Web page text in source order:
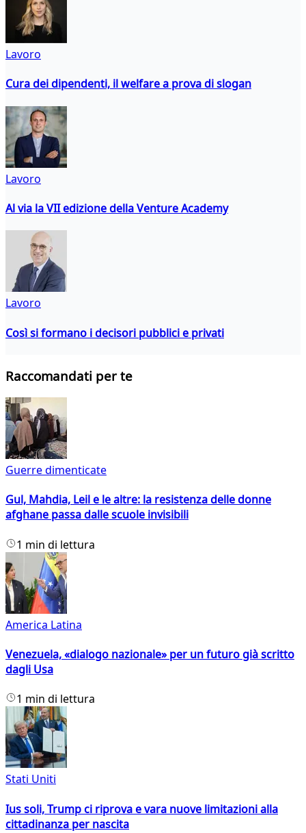
Lavoro
Cura dei dipendenti, il welfare a prova di slogan
Lavoro
Al via la VII edizione della Venture Academy
Lavoro
Così si formano i decisori pubblici e privati
Raccomandati per te
Guerre dimenticate
Gul, Mahdia, Leil e le altre: la resistenza delle donne
afghane passa dalle scuole invisibili
1 min di lettura
America Latina
Venezuela, «dialogo nazionale» per un futuro già scritto
dagli Usa
1 min di lettura
Stati Uniti
Ius soli, Trump ci riprova e vara nuove limitazioni alla
cittadinanza per nascita